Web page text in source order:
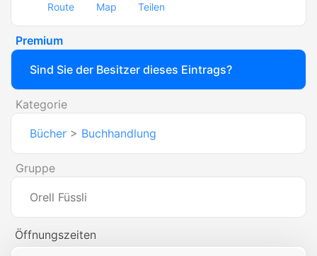
Route Map Teilen
Premium
Sind Sie der Besitzer dieses Eintrags?
Kategorie
Bücher > Buchhandlung
Gruppe
Orell Füssli
Öffnungszeiten